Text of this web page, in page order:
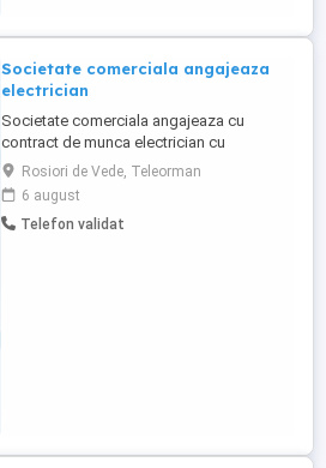
Societate comerciala angajeaza
electrician
Societate comerciala angajeaza cu
contract de munca electrician cu
experienta. Se ofera salariu motivant.
Rosiori de Vede, Teleorman
6 august
Telefon validat